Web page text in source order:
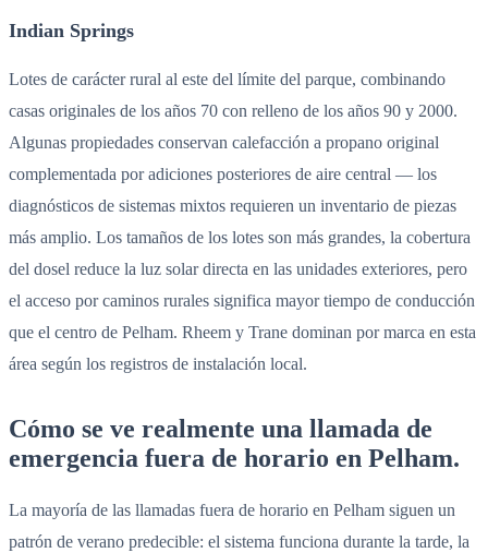
Indian Springs
Lotes de carácter rural al este del límite del parque, combinando
casas originales de los años 70 con relleno de los años 90 y 2000.
Algunas propiedades conservan calefacción a propano original
complementada por adiciones posteriores de aire central — los
diagnósticos de sistemas mixtos requieren un inventario de piezas
más amplio. Los tamaños de los lotes son más grandes, la cobertura
del dosel reduce la luz solar directa en las unidades exteriores, pero
el acceso por caminos rurales significa mayor tiempo de conducción
que el centro de Pelham. Rheem y Trane dominan por marca en esta
área según los registros de instalación local.
Cómo se ve realmente una llamada de
emergencia fuera de horario en Pelham.
La mayoría de las llamadas fuera de horario en Pelham siguen un
patrón de verano predecible: el sistema funciona durante la tarde, la